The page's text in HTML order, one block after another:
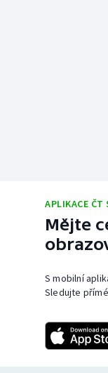
APLIKACE ČT
Mějte
S mobilní
Sledujte